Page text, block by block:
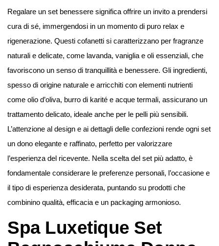
Regalare un set benessere significa offrire un invito a prendersi
cura di sé, immergendosi in un momento di puro relax e
rigenerazione. Questi cofanetti si caratterizzano per fragranze
naturali e delicate, come lavanda, vaniglia e oli essenziali, che
favoriscono un senso di tranquillità e benessere. Gli ingredienti,
spesso di origine naturale e arricchiti con elementi nutrienti
come olio d’oliva, burro di karité e acque termali, assicurano un
trattamento delicato, ideale anche per le pelli più sensibili.
L’attenzione al design e ai dettagli delle confezioni rende ogni set
un dono elegante e raffinato, perfetto per valorizzare
l’esperienza del ricevente. Nella scelta del set più adatto, è
fondamentale considerare le preferenze personali, l’occasione e
il tipo di esperienza desiderata, puntando su prodotti che
combinino qualità, efficacia e un packaging armonioso.
Spa Luxetique Set